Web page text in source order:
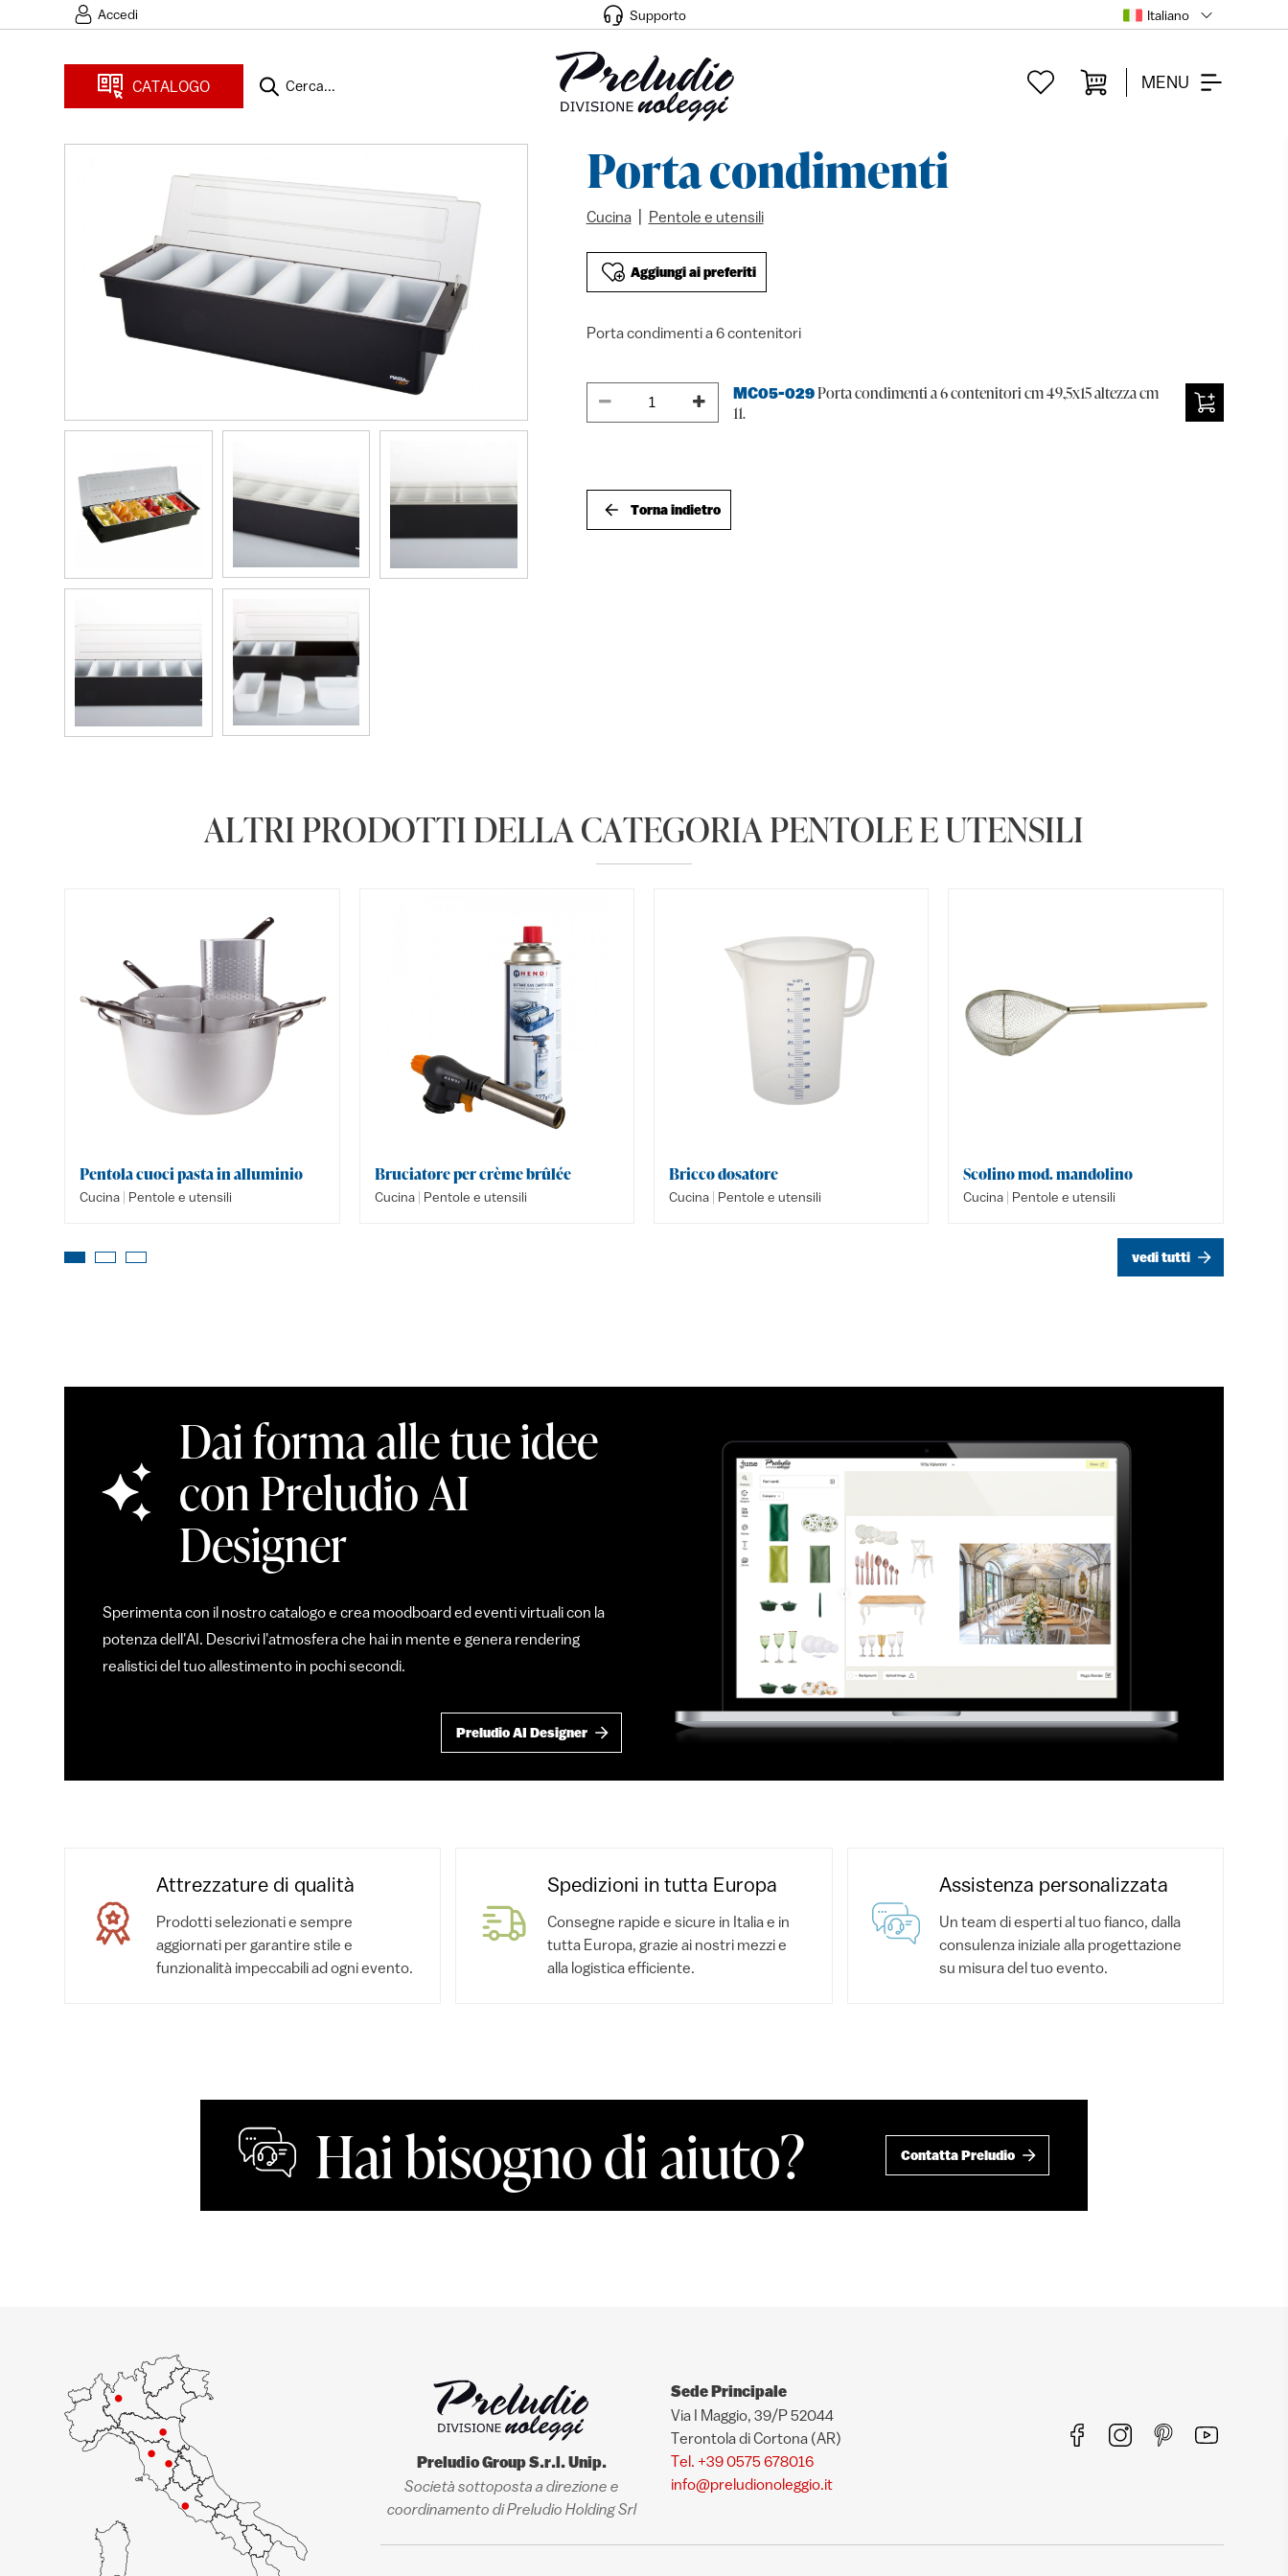
Accedi Supporto Italiano
CATALOGO Cerca... MENU
Porta condimenti
Cucina Pentole e utensili
Aggiungi ai preferiti
Porta condimenti a 6 contenitori
MC05-029Porta condimenti a 6 contenitori cm 49,5x15 altezza cm
11.
Torna indietro
ALTRI PRODOTTI DELLA CATEGORIA PENTOLE E UTENSILI
Pentola cuoci pasta in alluminio
Cucina | Pentole e utensili
Bruciatore per crème brûlée
Cucina | Pentole e utensili
Bricco dosatore
Cucina | Pentole e utensili
Scolino mod. mandolino
Cucina | Pentole e utensili
vedi tutti
Dai forma alle tue idee
con Preludio AI
Designer
Sperimenta con il nostro catalogo e crea moodboard ed eventi virtuali con la
potenza dell'AI. Descrivi l'atmosfera che hai in mente e genera rendering
realistici del tuo allestimento in pochi secondi.
Preludio AI Designer
Attrezzature di qualità
Prodotti selezionati e sempre
aggiornati per garantire stile e
funzionalità impeccabili ad ogni evento.
Spedizioni in tutta Europa
Consegne rapide e sicure in Italia e in
tutta Europa, grazie ai nostri mezzi e
alla logistica efficiente.
Assistenza personalizzata
Un team di esperti al tuo fianco, dalla
consulenza iniziale alla progettazione
su misura del tuo evento.
Hai bisogno di aiuto? Contatta Preludio
Preludio Group S.r.l. Unip.
Società sottoposta a direzione e
coordinamento di Preludio Holding Srl
Sede Principale
Via I Maggio, 39/P 52044
Terontola di Cortona (AR)
Tel. +39 0575 678016
info@preludionoleggio.it